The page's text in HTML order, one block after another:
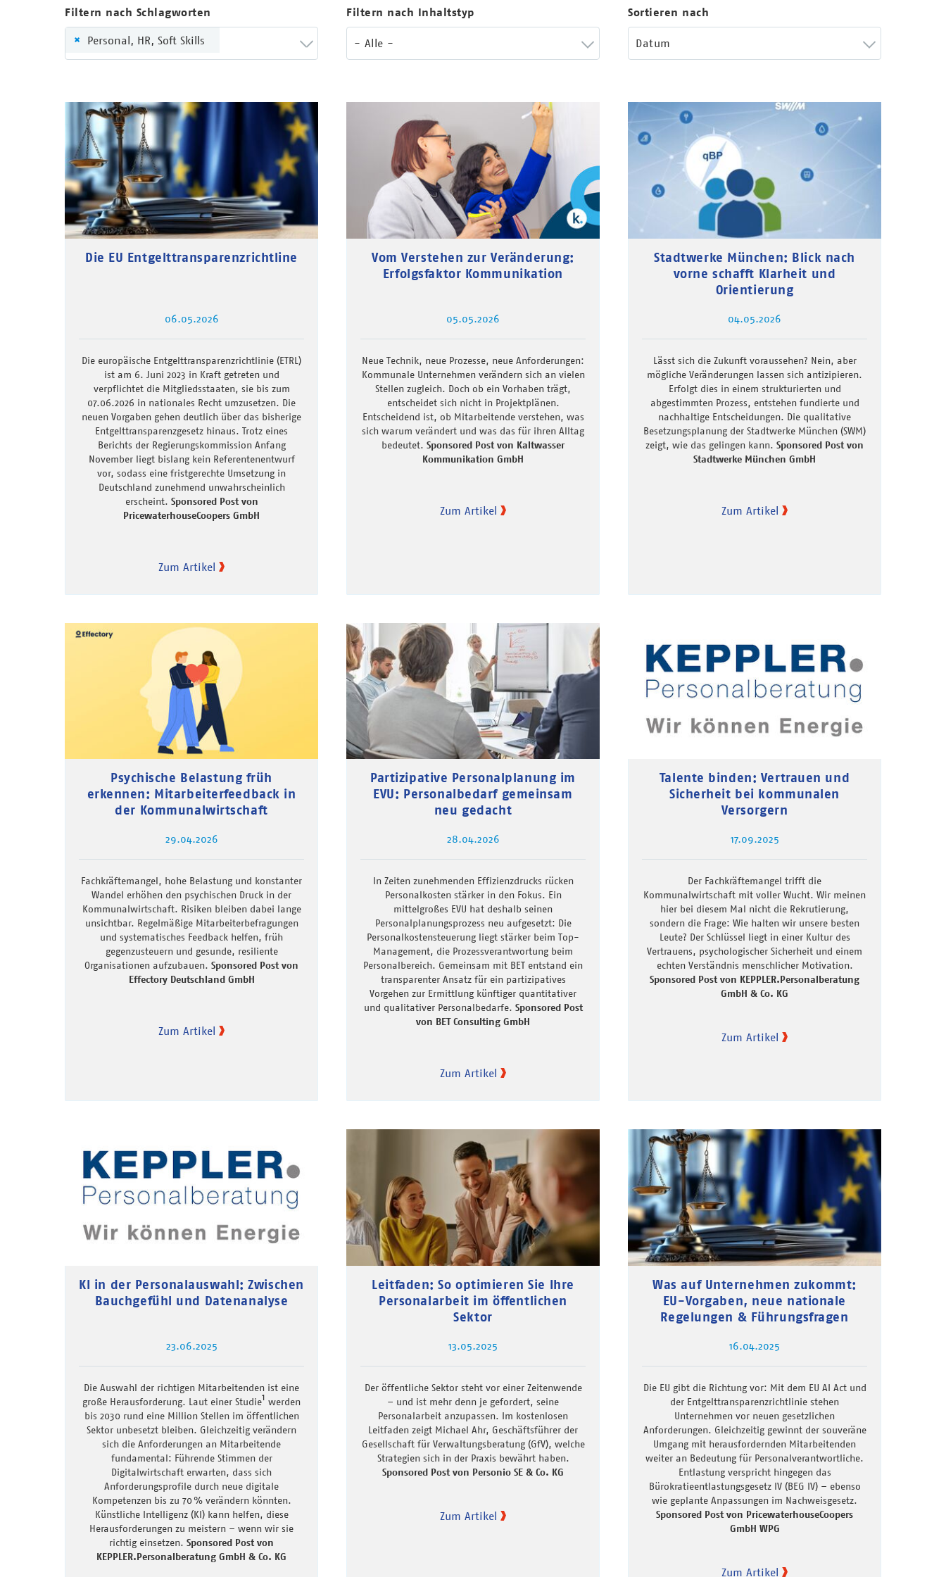
Filtern nach Schlagworten
× Personal, HR, Soft Skills
Filtern nach Inhaltstyp
- Alle -
Sortieren nach
Datum
Die EU Entgelttransparenzrichtline
06.05.2026
Die europäische Entgelttransparenzrichtlinie (ETRL)
ist am 6. Juni 2023 in Kraft getreten und
verpflichtet die Mitgliedsstaaten, sie bis zum
07.06.2026 in nationales Recht umzusetzen. Die
neuen Vorgaben gehen deutlich über das bisherige
Entgelttransparenzgesetz hinaus. Trotz eines
Berichts der Regierungskommission Anfang
November liegt bislang kein Referentenentwurf
vor, sodass eine fristgerechte Umsetzung in
Deutschland zunehmend unwahrscheinlich
erscheint. Sponsored Post von
PricewaterhouseCoopers GmbH
Zum Artikel
Vom Verstehen zur Veränderung:
Erfolgsfaktor Kommunikation
05.05.2026
Neue Technik, neue Prozesse, neue Anforderungen:
Kommunale Unternehmen verändern sich an vielen
Stellen zugleich. Doch ob ein Vorhaben trägt,
entscheidet sich nicht in Projektplänen.
Entscheidend ist, ob Mitarbeitende verstehen, was
sich warum verändert und was das für ihren Alltag
bedeutet. Sponsored Post von Kaltwasser
Kommunikation GmbH
Zum Artikel
Stadtwerke München: Blick nach
vorne schafft Klarheit und
Orientierung
04.05.2026
Lässt sich die Zukunft voraussehen? Nein, aber
mögliche Veränderungen lassen sich antizipieren.
Erfolgt dies in einem strukturierten und
abgestimmten Prozess, entstehen fundierte und
nachhaltige Entscheidungen. Die qualitative
Besetzungsplanung der Stadtwerke München (SWM)
zeigt, wie das gelingen kann. Sponsored Post von
Stadtwerke München GmbH
Zum Artikel
Psychische Belastung früh
erkennen: Mitarbeiterfeedback in
der Kommunalwirtschaft
29.04.2026
Fachkräftemangel, hohe Belastung und konstanter
Wandel erhöhen den psychischen Druck in der
Kommunalwirtschaft. Risiken bleiben dabei lange
unsichtbar. Regelmäßige Mitarbeiterbefragungen
und systematisches Feedback helfen, früh
gegenzusteuern und gesunde, resiliente
Organisationen aufzubauen. Sponsored Post von
Effectory Deutschland GmbH
Zum Artikel
Partizipative Personalplanung im
EVU: Personalbedarf gemeinsam
neu gedacht
28.04.2026
In Zeiten zunehmenden Effizienzdrucks rücken
Personalkosten stärker in den Fokus. Ein
mittelgroßes EVU hat deshalb seinen
Personalplanungsprozess neu aufgesetzt: Die
Personalkostensteuerung liegt stärker beim Top-
Management, die Prozessverantwortung beim
Personalbereich. Gemeinsam mit BET entstand ein
transparenter Ansatz für ein partizipatives
Vorgehen zur Ermittlung künftiger quantitativer
und qualitativer Personalbedarfe. Sponsored Post
von BET Consulting GmbH
Zum Artikel
Talente binden: Vertrauen und
Sicherheit bei kommunalen
Versorgern
17.09.2025
Der Fachkräftemangel trifft die
Kommunalwirtschaft mit voller Wucht. Wir meinen
hier bei diesem Mal nicht die Rekrutierung,
sondern die Frage: Wie halten wir unsere besten
Leute? Der Schlüssel liegt in einer Kultur des
Vertrauens, psychologischer Sicherheit und einem
echten Verständnis menschlicher Motivation.
Sponsored Post von KEPPLER.Personalberatung
GmbH & Co. KG
Zum Artikel
KI in der Personalauswahl: Zwischen
Bauchgefühl und Datenanalyse
23.06.2025
Die Auswahl der richtigen Mitarbeitenden ist eine
große Herausforderung. Laut einer Studie1 werden
bis 2030 rund eine Million Stellen im öffentlichen
Sektor unbesetzt bleiben. Gleichzeitig verändern
sich die Anforderungen an Mitarbeitende
fundamental: Führende Stimmen der
Digitalwirtschaft erwarten, dass sich
Anforderungsprofile durch neue digitale
Kompetenzen bis zu 70 % verändern könnten.
Künstliche Intelligenz (KI) kann helfen, diese
Herausforderungen zu meistern – wenn wir sie
richtig einsetzen. Sponsored Post von
KEPPLER.Personalberatung GmbH & Co. KG
Leitfaden: So optimieren Sie Ihre
Personalarbeit im öffentlichen
Sektor
13.05.2025
Der öffentliche Sektor steht vor einer Zeitenwende
– und ist mehr denn je gefordert, seine
Personalarbeit anzupassen. Im kostenlosen
Leitfaden zeigt Michael Ahr, Geschäftsführer der
Gesellschaft für Verwaltungsberatung (GfV), welche
Strategien sich in der Praxis bewährt haben.
Sponsored Post von Personio SE & Co. KG
Zum Artikel
Was auf Unternehmen zukommt:
EU-Vorgaben, neue nationale
Regelungen & Führungsfragen
16.04.2025
Die EU gibt die Richtung vor: Mit dem EU AI Act und
der Entgelttransparenzrichtlinie stehen
Unternehmen vor neuen gesetzlichen
Anforderungen. Gleichzeitig gewinnt der souveräne
Umgang mit herausfordernden Mitarbeitenden
weiter an Bedeutung für Personalverantwortliche.
Entlastung verspricht hingegen das
Bürokratieentlastungsgesetz IV (BEG IV) – ebenso
wie geplante Anpassungen im Nachweisgesetz.
Sponsored Post von PricewaterhouseCoopers
GmbH WPG
Zum Artikel